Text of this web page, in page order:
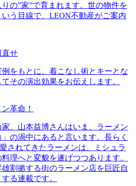
の”家”で育まれます。世の物件を
う目線で、LEON不動産がご案内
直せ
をもとに、着こなし術とキーとな
その演出効果をお伝えします。
革命！
家、山本益博さんはいま、ラーメン
の渦中にあると言います。長らく
されてきたラーメンは、ミシュラ
理へと変貌を遂げつつあります。
割拠する街のラーメン店を巨匠自
る連載です。